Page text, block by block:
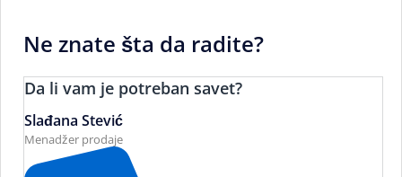
Ne znate šta da radite?
Da li vam je potreban savet?
Slađana Stević
Menadžer prodaje